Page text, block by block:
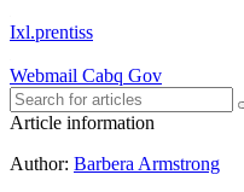
Ixl.prentiss
Webmail Cabq Gov
Article information
Author: Barbera Armstrong